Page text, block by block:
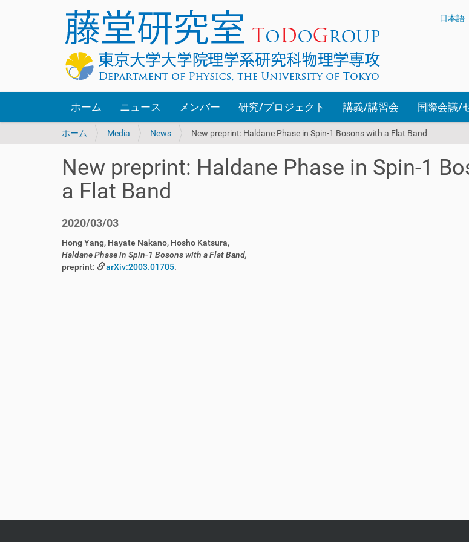
日本語
ホーム ニュース メンバー 研究/プロジェクト 講義/講習会 国際会議/
現
置
ホーム Media News New preprint: Haldane Phase in Spin-1 Bosons with a Flat Band
New preprint: Haldane Phase in Spin-1
a Flat Band
2020/03/03
Hong Yang, Hayate Nakano, Hosho Katsura,
Haldane Phase in Spin-1 Bosons with a Flat Band,
preprint:
arXiv:2003.01705.